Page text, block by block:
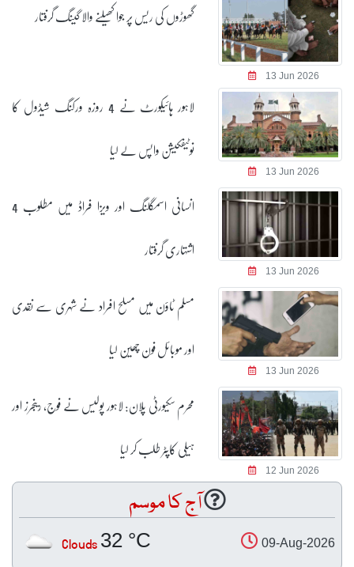
13 Jun 2026
گھوڑوں کی ریس پر جوا کھیلنے والا گینگ گرفتار
13 Jun 2026
لاہور ہائیکورٹ نے 4 روزہ ورکنگ شیڈول کا
نوٹیفکیشن واپس لے لیا
13 Jun 2026
انسانی اسمگلنگ اور ویزا فراڈ میں مطلوب 4
اشتہاری گرفتار
13 Jun 2026
مسلم ٹاؤن میں مسلح افراد نے شہری سے نقدی
اور موبائل فون چھین لیا
12 Jun 2026
محرم سکیورٹی پلان: لاہور پولیس نے فوج، رینجرز اور
ہیلی کاپٹر طلب کر لیا
آج کا موسم
09-Aug-2026
32 °C
Clouds